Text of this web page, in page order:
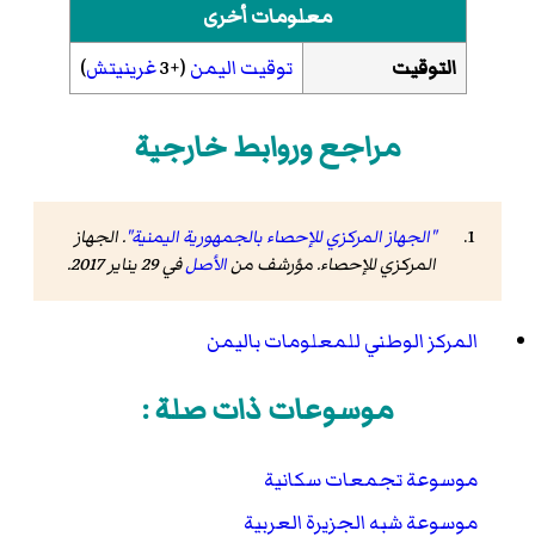
معلومات أخرى
التوقيت
توقيت اليمن(+3 غرينيتش)
مراجع وروابط خارجية
"الجهاز المركزي للإحصاء بالجمهورية اليمنية". الجهاز
المركزي للإحصاء. مؤرشف منالأصلفي 29 يناير 2017 .
المركز الوطني للمعلومات باليمن
موسوعات ذات صلة :
موسوعة تجمعات سكانية
موسوعة شبه الجزيرة العربية